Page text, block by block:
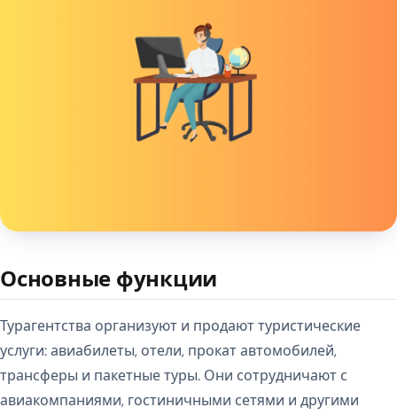
Основные функции
Турагентства организуют и продают туристические
услуги: авиабилеты, отели, прокат автомобилей,
трансферы и пакетные туры. Они сотрудничают с
авиакомпаниями, гостиничными сетями и другими